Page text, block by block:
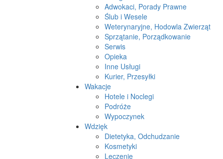
Adwokaci, Porady Prawne
Ślub i Wesele
Weterynaryjne, Hodowla Zwierząt
Sprzątanie, Porządkowanie
Serwis
Opieka
Inne Usługi
Kurier, Przesyłki
Wakacje
Hotele i Noclegi
Podróże
Wypoczynek
Wdzięk
Dietetyka, Odchudzanie
Kosmetyki
Leczenie